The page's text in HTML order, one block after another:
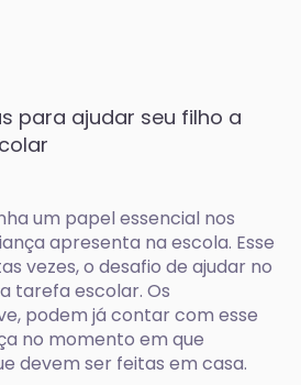
para ajudar seu filho a
um papel essencial nos
apresenta na escola. Esse
vezes, o desafio de ajudar no
tarefa escolar. Os
podem já contar com esse
no momento em que
devem ser feitas em casa.